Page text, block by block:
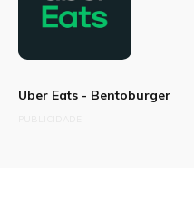
Uber Eats - Bentoburger